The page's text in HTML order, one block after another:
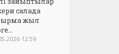
салада
жыл
12:59